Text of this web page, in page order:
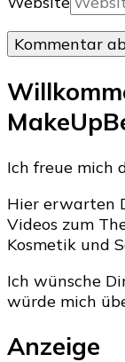
Ich freue mich
Hier erwarten
Videos zum
Kosmetik und
Ich wünsche
würde mich
Anzeige